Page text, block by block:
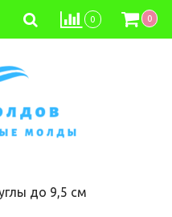
0 0
до 9,5 см